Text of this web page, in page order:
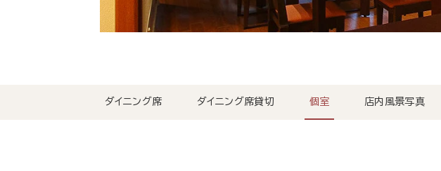
ダイニング席 ダイニング席貸切 個室 店内風景写真